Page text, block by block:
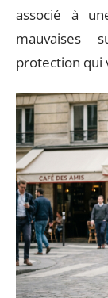
associé à
mauvaises
protection qui